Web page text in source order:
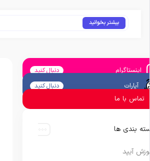
بیشتر بخوانید
اینستاگرام دنبال کنید
آپارات دنبال کنید
تماس با ما
دسته بندی ها
آموزش آیپد